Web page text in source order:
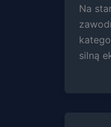
Na
silną